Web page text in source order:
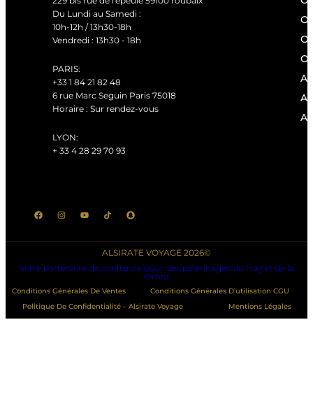
Du Lundi au Samedi :
10h-12h / 13h30-18h
Vendredi : 13h30 - 18h
PARIS:
+33 1 84 21 82 48
6 rue Marc Seguin Paris 75018
Horaire : Sur rendez-vous
LYON:
+ 33 4 28 29 70 93
ALSIRATE VOYAGE 2026©
Votre partenaire de confiance pour des pèlerinages du Hajj et de la
Omra
Conditions Générales De Ventes
Conditions Générales D’utilisation CGU
Politique De Confidentialité – Alsirate Voyage
Mentions Légales